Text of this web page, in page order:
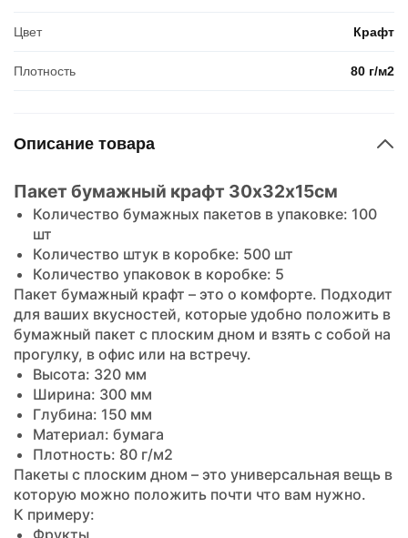
Цвет Крафт
Плотность 80 г/м2
Описание товара
Пакет бумажный крафт 30х32х15см
Количество бумажных пакетов в упаковке: 100
шт
Количество штук в коробке: 500 шт
Количество упаковок в коробке: 5
Пакет бумажный крафт – это о комфорте. Подходит
для ваших вкусностей, которые удобно положить в
бумажный пакет с плоским дном и взять с собой на
прогулку, в офис или на встречу.
Высота: 320 мм
Ширина: 300 мм
Глубина: 150 мм
Материал: бумага
Плотность: 80 г/м2
Пакеты с плоским дном – это универсальная вещь в
которую можно положить почти что вам нужно.
К примеру: